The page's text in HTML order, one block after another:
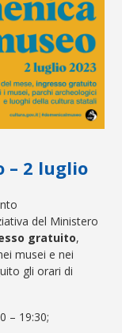
– 2 luglio
del Ministero
gratuito,
musei e nei
gli orari di
– 19:30;